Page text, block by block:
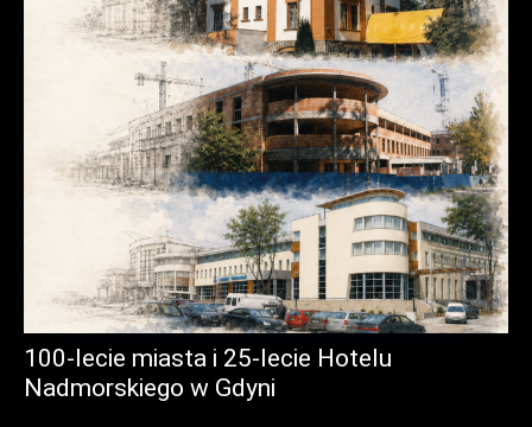
100-lecie miasta i 25-lecie Hotelu
Nadmorskiego w Gdyni